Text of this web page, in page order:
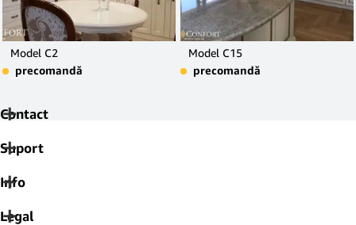
Model C2
precomandă
Model C15
precomandă
Contact
Suport
Info
Legal